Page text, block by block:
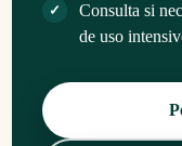
Consulta si
de uso